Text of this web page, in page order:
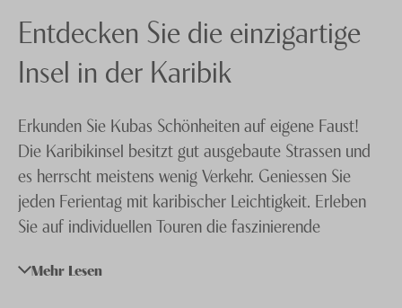
Dominikanische Rep.
Grenada
Guadeloupe
Jamaika
Kuba
Martinique
Knecht Gruppe
AGB
Jobs
Entdecken Sie die einzigartige
Insel in der Karibik
Erkunden Sie Kubas Schönheiten auf eigene Faust!
Die Karibikinsel besitzt gut ausgebaute Strassen und
es herrscht meistens wenig Verkehr. Geniessen Sie
jeden Ferientag mit karibischer Leichtigkeit. Erleben
Sie auf individuellen Touren die faszinierende
Freuen Sie sich darauf, sehenswerte historische Städte
Mehr Lesen